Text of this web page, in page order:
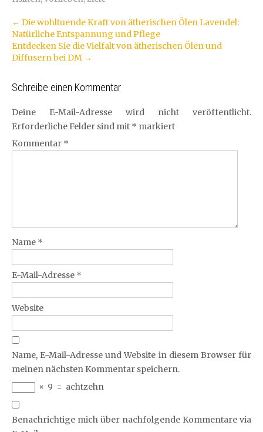
Artikel-
Navigation
← Die wohltuende Kraft von ätherischen Ölen Lavendel:
Natürliche Entspannung und Pflege
Entdecken Sie die Vielfalt von ätherischen Ölen und
Diffusern bei DM →
Schreibe einen Kommentar
Deine E-Mail-Adresse wird nicht veröffentlicht.
Erforderliche Felder sind mit * markiert
Kommentar *
Name *
E-Mail-Adresse *
Website
Name, E-Mail-Adresse und Website in diesem Browser für
meinen nächsten Kommentar speichern.
× 9 = achtzehn
Benachrichtige mich über nachfolgende Kommentare via